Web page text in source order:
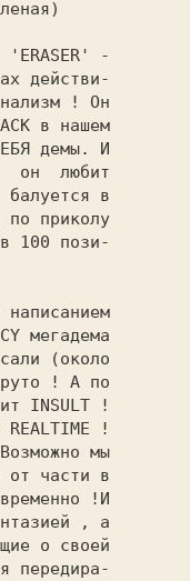
действи-
! Он
в нашем
демы. И
он  любит
балуется в
по приколу
100 пози-
мегадема
(около
! А по
INSULT !
!
мы
от части в
!И
, а
о своей
передира-